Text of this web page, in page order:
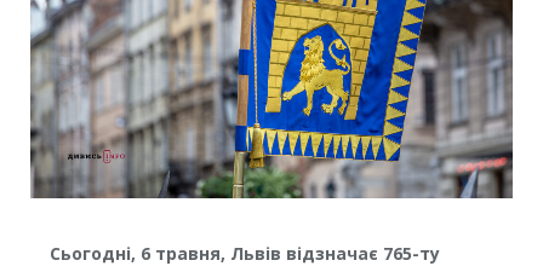
Сьогодні, 6 травня, Львів відзначає 765-ту